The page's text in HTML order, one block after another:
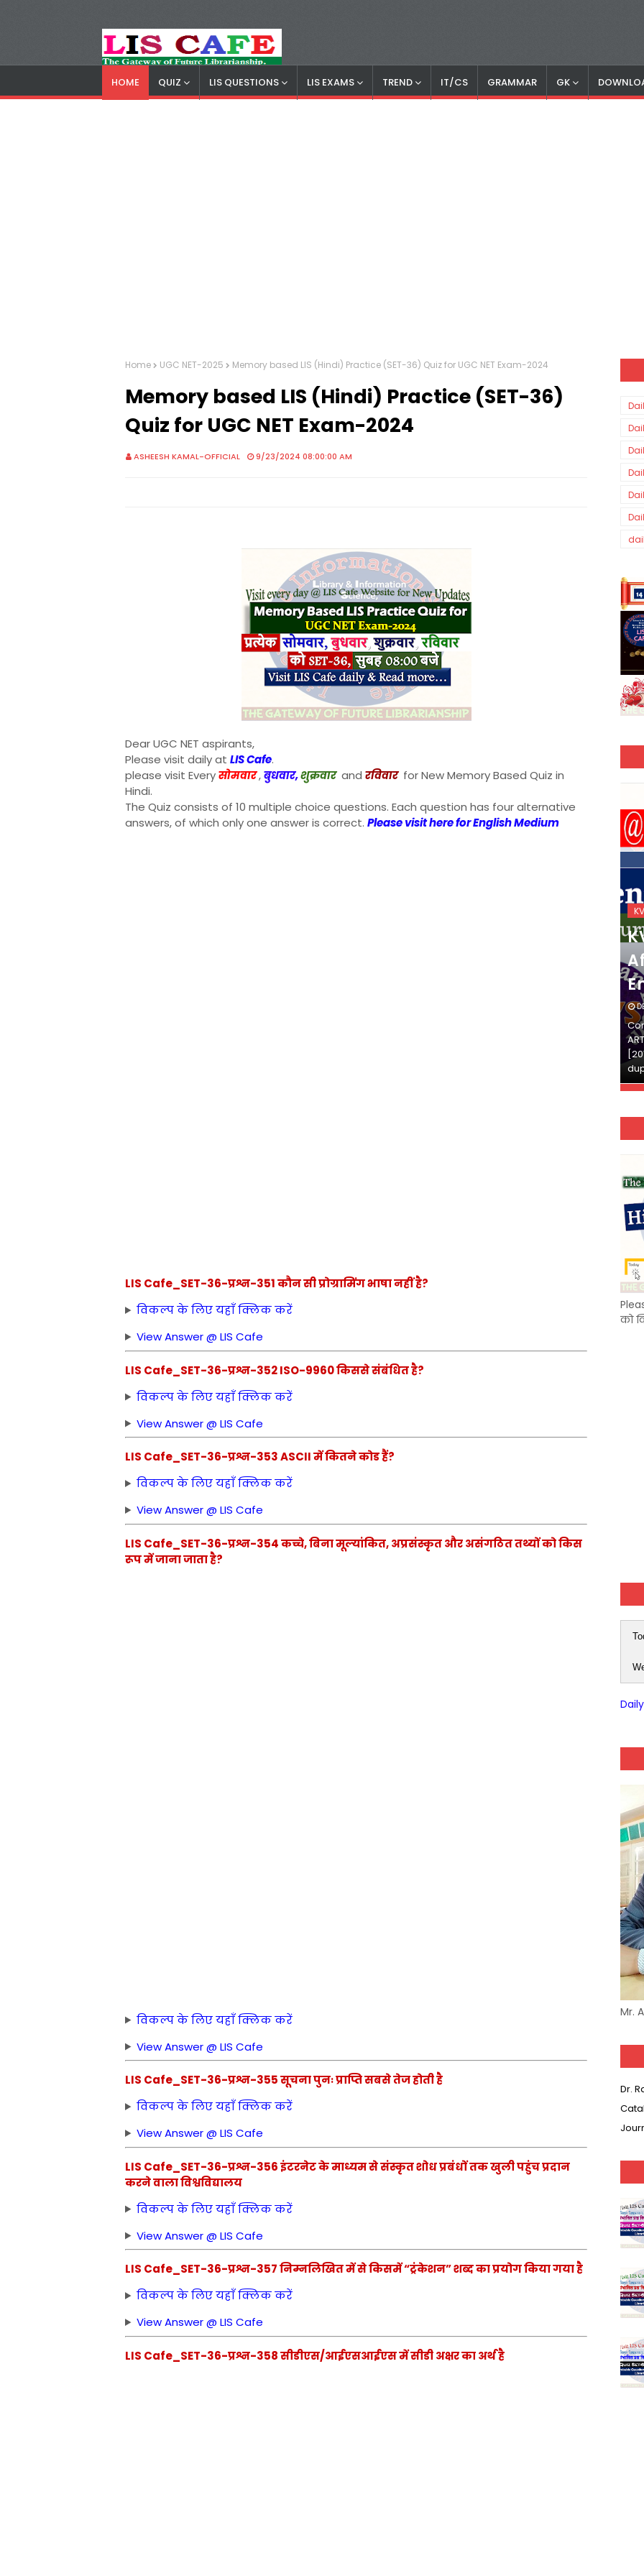
LIS Cafe
HOME QUIZ LIS QUESTIONS LIS EXAMS TREND IT/CS GRAMMAR GK
Home UGC NET-2025 Memory based LIS (Hindi) Practice (SET-36) Quiz for UGC NET Exam-2024
Memory based LIS (Hindi) Practice (SET-36)
Quiz for UGC NET Exam-2024
ASHEESH KAMAL-OFFICIAL 9/23/2024 08:00:00 AM
Dear UGC NET aspirants,
Please visit daily at LIS Cafe.
please visit Everyसोमवार,बुधवार,शुक्रवार and रविवार for New Memory Based Quiz in
Hindi.
The Quiz consists of 10 multiple choice questions. Each question has four alternative
answers, of which only one answer is correct. Please visit here for English Medium
LIS Cafe_SET-36-प्रश्न-351 कौन सी प्रोग्रामिंग भाषा नहीं है?
विकल्प के लिए यहाँ क्लिक करें
View Answer @ LIS Cafe
LIS Cafe_SET-36-प्रश्न-352 ISO-9960 किससे संबंधित है?
विकल्प के लिए यहाँ क्लिक करें
View Answer @ LIS Cafe
LIS Cafe_SET-36-प्रश्न-353 ASCII में कितने कोड हैं?
विकल्प के लिए यहाँ क्लिक करें
View Answer @ LIS Cafe
LIS Cafe_SET-36-प्रश्न-354 कच्चे, बिना मूल्यांकित, अप्रसंस्कृत और असंगठित तथ्यों को किस
रूप में जाना जाता है?
विकल्प के लिए यहाँ क्लिक करें
View Answer @ LIS Cafe
LIS Cafe_SET-36-प्रश्न-355 सूचना पुनः प्राप्ति सबसे तेज होती है
विकल्प के लिए यहाँ क्लिक करें
View Answer @ LIS Cafe
LIS Cafe_SET-36-प्रश्न-356 इंटरनेट के माध्यम से संस्कृत शोध प्रबंधों तक खुली पहुंच प्रदान
करने वाला विश्वविद्यालय
विकल्प के लिए यहाँ क्लिक करें
View Answer @ LIS Cafe
LIS Cafe_SET-36-प्रश्न-357 निम्नलिखित में से किसमें “ट्रंकेशन” शब्द का प्रयोग किया गया है
विकल्प के लिए यहाँ क्लिक करें
View Answer @ LIS Cafe
LIS Cafe_SET-36-प्रश्न-358 सीडीएस/आईएसआईएस में सीडी अक्षर का अर्थ है
को
Mr.
Dr.